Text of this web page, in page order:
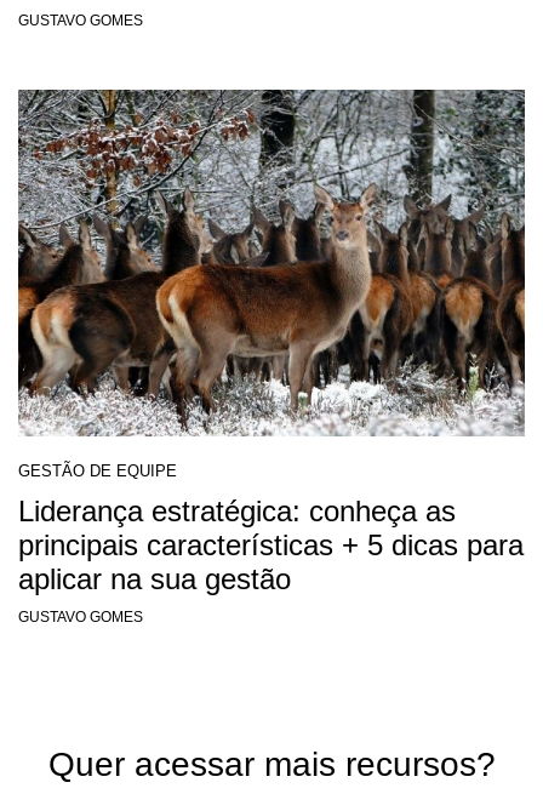
GUSTAVO GOMES
GESTÃO DE EQUIPE
Liderança estratégica: conheça as
principais características + 5 dicas para
aplicar na sua gestão
GUSTAVO GOMES
Quer acessar mais recursos?